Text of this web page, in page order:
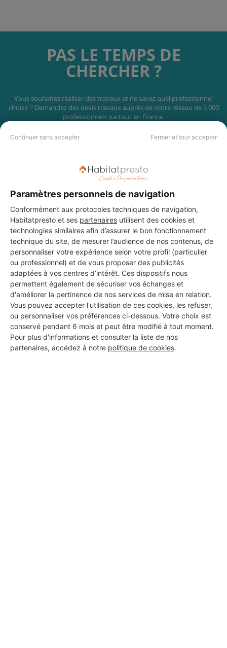
Continuer sans accepter Fermer et tout accepter
Paramètres personnels de navigation
Conformément aux protocoles techniques de navigation,
Habitatpresto et ses partenaires utilisent des cookies et
technologies similaires afin d’assurer le bon fonctionnement
technique du site, de mesurer l’audience de nos contenus, de
personnaliser votre expérience selon votre profil (particulier
ou professionnel) et de vous proposer des publicités
adaptées à vos centres d’intérêt. Ces dispositifs nous
permettent également de sécuriser vos échanges et
d'améliorer la pertinence de nos services de mise en relation.
Vous pouvez accepter l'utilisation de ces cookies, les refuser,
ou personnaliser vos préférences ci-dessous. Votre choix est
conservé pendant 6 mois et peut être modifié à tout moment.
Pour plus d'informations et consulter la liste de nos
partenaires, accédez à notre politique de cookies.
PAS LE TEMPS DE
CHERCHER ?
Vous souhaitez réaliser des travaux et ne savez quel professionnel
choisir ? Demandez des devis travaux auprès de notre réseau de 5 000
professionnels partout en France.
DEMANDER UN DEVIS